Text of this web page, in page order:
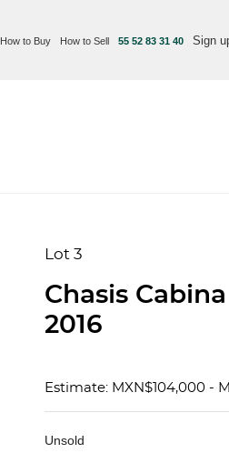
How to Buy How to Sell 55 52 83 31 40 Sign
Lot 3
Chasis
2016
Estimate: MXN$104,000 -
Unsold